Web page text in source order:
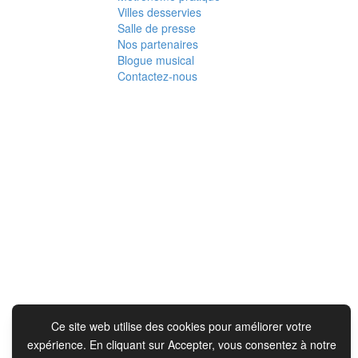
Villes desservies
Salle de presse
Nos partenaires
Blogue musical
Contactez-nous